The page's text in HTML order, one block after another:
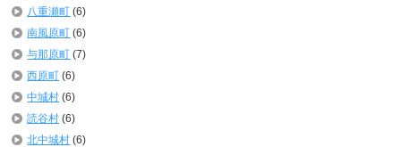
八重瀬町 (6)
南風原町 (6)
与那原町 (7)
西原町 (6)
中城村 (6)
読谷村 (6)
北中城村 (6)